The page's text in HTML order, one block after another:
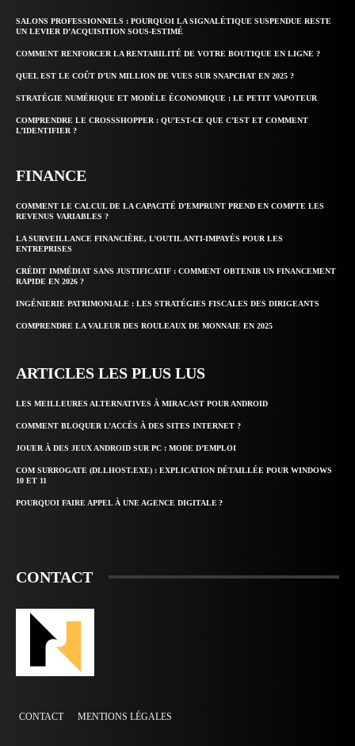
SALONS PROFESSIONNELS : POURQUOI LA SIGNALÉTIQUE SUSPENDUE RESTE
UN LEVIER D’ACQUISITION SOUS-ESTIMÉ
COMMENT RENFORCER LA RENTABILITÉ DE VOTRE BOUTIQUE EN LIGNE ?
QUEL EST LE COÛT D’UN MILLION DE VUES SUR SNAPCHAT EN 2025 ?
STRATÉGIE NUMÉRIQUE ET MODÈLE ÉCONOMIQUE : LE PETIT VAPOTEUR
COMPRENDRE LE CROSSSHOPPER : QU’EST-CE QUE C’EST ET COMMENT
L’IDENTIFIER ?
FINANCE
COMMENT LE CALCUL DE LA CAPACITÉ D’EMPRUNT PREND EN COMPTE LES
REVENUS VARIABLES ?
LA SURVEILLANCE FINANCIÈRE, L’OUTIL ANTI-IMPAYÉS POUR LES
ENTREPRISES
CRÉDIT IMMÉDIAT SANS JUSTIFICATIF : COMMENT OBTENIR UN FINANCEMENT
RAPIDE EN 2026 ?
INGÉNIERIE PATRIMONIALE : LES STRATÉGIES FISCALES DES DIRIGEANTS
COMPRENDRE LA VALEUR DES ROULEAUX DE MONNAIE EN 2025
ARTICLES LES PLUS LUS
LES MEILLEURES ALTERNATIVES À MIRACAST POUR ANDROID
COMMENT BLOQUER L’ACCÈS À DES SITES INTERNET ?
JOUER À DES JEUX ANDROID SUR PC : MODE D’EMPLOI
COM SURROGATE (DLLHOST.EXE) : EXPLICATION DÉTAILLÉE POUR WINDOWS
10 ET 11
POURQUOI FAIRE APPEL À UNE AGENCE DIGITALE ?
CONTACT
CONTACT MENTIONS LÉGALES